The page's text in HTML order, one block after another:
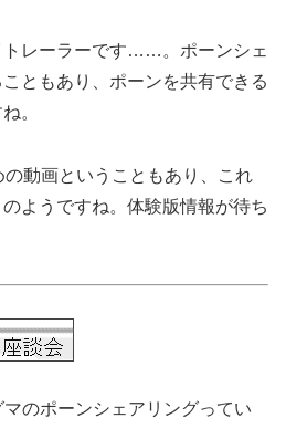
トレーラーです……。ポーンシェ
ともあり、ポーンを共有できる
。
動画ということもあり、これ
ようですね。体験版情報が待ち
マのポーンシェアリングってい